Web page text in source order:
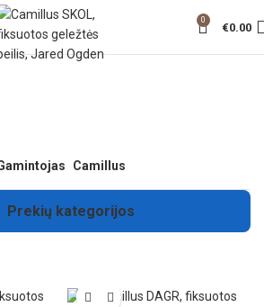
0
€0.00
Camillus
Prekių kategorijos